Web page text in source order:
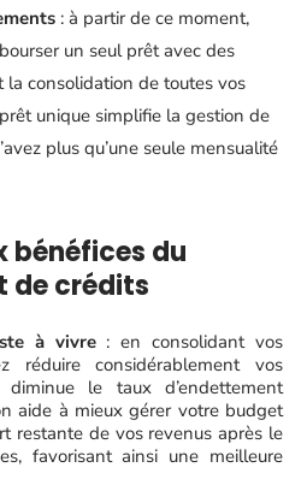
: à partir de ce moment,
un seul prêt avec des
la consolidation de toutes vos
unique simplifie la gestion de
plus qu’une seule mensualité
bénéfices du
de crédits
à vivre: en consolidant vos
réduire considérablement vos
le taux d’endettement
aide à mieux gérer votre budget
restante de vos revenus après le
favorisant ainsi une meilleure